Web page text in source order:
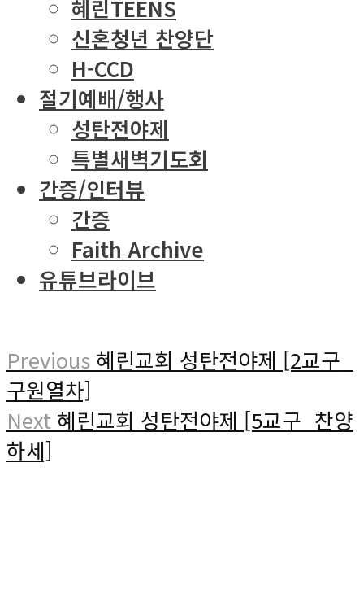
혜린TEENS
신혼청년 찬양단
H-CCD
절기예배/행사
성탄전야제
특별새벽기도회
간증/인터뷰
간증
Faith Archive
유튜브라이브
Previous 혜린교회 성탄전야제 [2교구_
구원열차]
Next 혜린교회 성탄전야제 [5교구_찬양
하세]